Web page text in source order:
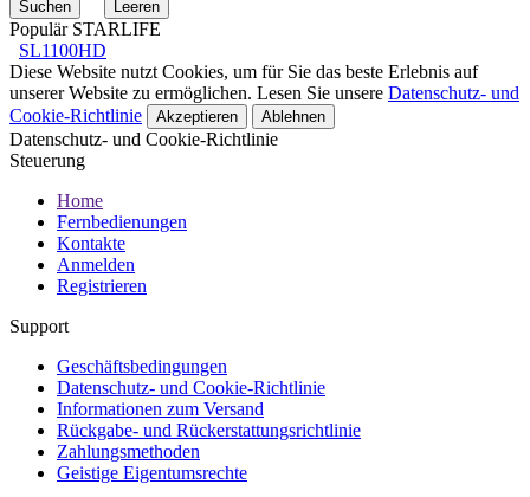
Populär STARLIFE
SL1100HD
Diese Website nutzt Cookies, um für Sie das beste Erlebnis auf
unserer Website zu ermöglichen. Lesen Sie unsere Datenschutz- und
Cookie-Richtlinie
Akzeptieren Ablehnen
Datenschutz- und Cookie-Richtlinie
Steuerung
Home
Fernbedienungen
Kontakte
Anmelden
Registrieren
Support
Geschäftsbedingungen
Datenschutz- und Cookie-Richtlinie
Informationen zum Versand
Rückgabe- und Rückerstattungsrichtlinie
Zahlungsmethoden
Geistige Eigentumsrechte